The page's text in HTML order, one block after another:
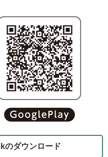
のダウンロード